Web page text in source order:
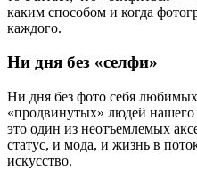
каким способом и когда
каждого.
Ни дня без «селфи»
Ни дня без фото себя
«продвинутых» людей
это один из неотъемлемых
статус, и мода, и жизнь в
искусство.